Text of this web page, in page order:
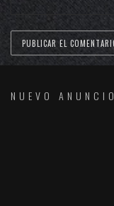
NUEVO ANUNCIO